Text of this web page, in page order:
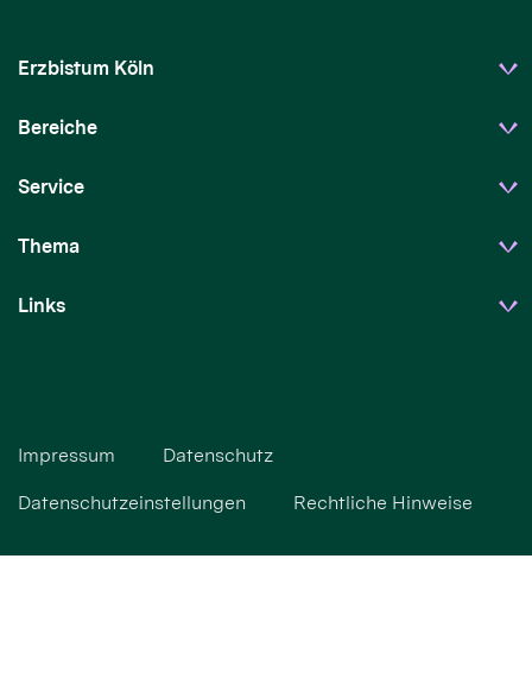
Erzbistum Köln
Bereiche
Service
Thema
Links
Impressum Datenschutz
Datenschutzeinstellungen Rechtliche Hinweise